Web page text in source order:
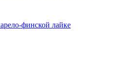
финской лайке